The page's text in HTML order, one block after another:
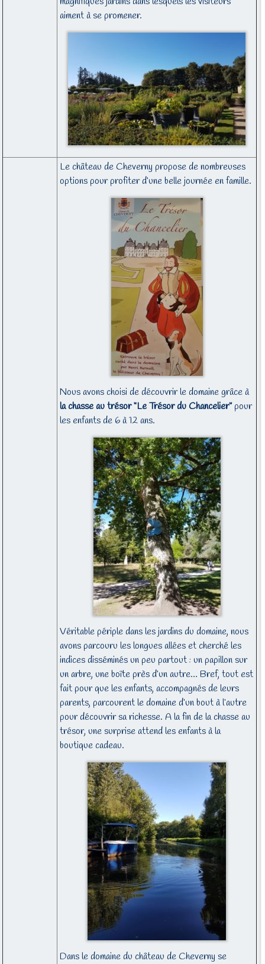
aiment à se promener.
Le château de Cheverny propose de nombreuses
options pour profiter d’une belle journée en famille.
Nous avons choisi de découvrir le domaine grâce à
la chasse au trésor “Le Trésor du Chancelier”pour
les enfants de 6 à 12 ans.
Véritable périple dans les jardins du domaine, nous
avons parcouru les longues allées et cherché les
indices disséminés un peu partout : un papillon sur
un arbre, une boîte près d’un autre… Bref, tout est
fait pour que les enfants, accompagnés de leurs
parents, parcourent le domaine d’un bout à l’autre
pour découvrir sa richesse. A la fin de la chasse au
trésor, une surprise attend les enfants à la
boutique cadeau.
Dans le domaine du château de Cheverny se